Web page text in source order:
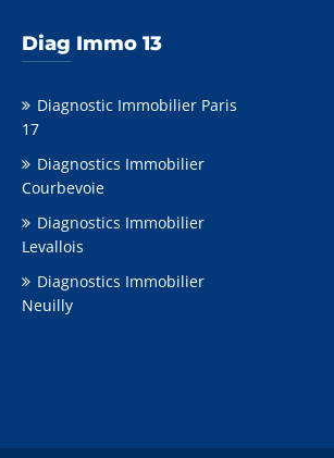
Diag Immo 13
Diagnostic Immobilier Paris
17
Diagnostics Immobilier
Courbevoie
Diagnostics Immobilier
Levallois
Diagnostics Immobilier
Neuilly